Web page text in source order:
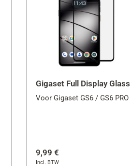
Voor Gigaset GS6 / GS6 PRO
9,99 €
Incl. BTW